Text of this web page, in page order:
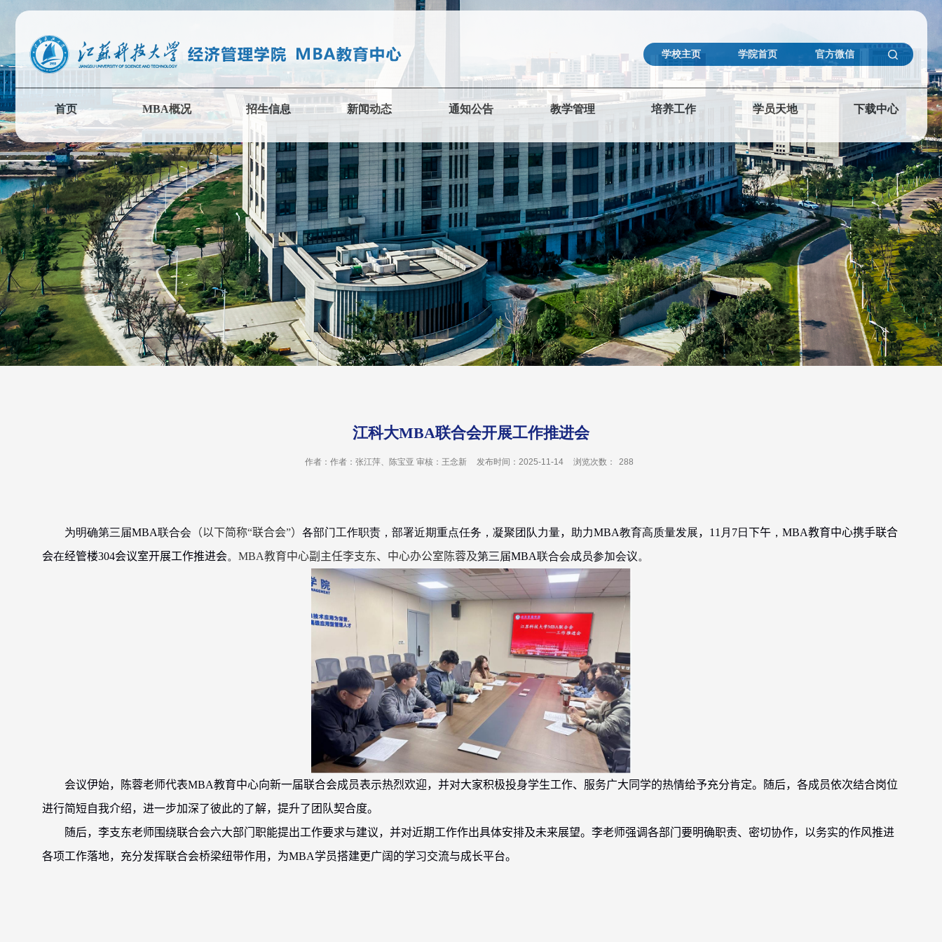
学校主页 学院首页 官方微信
首页 MBA概况 招生信息 新闻动态 通知公告 教学管理 培养工作 学员天地 下载中心
江科大MBA联合会开展工作推进会
作者：作者：张江萍、陈宝亚 审核：王念新 发布时间：2025-11-14 浏览次数： 288
为明确第三届MBA联合会 （以下简称“联合会”）各部门工作职责，部署近期重点任务，凝聚团队力量， 助力MBA教育高质量发展， 11 月 7日下午 ，MBA教育中心携手联合
会在经管楼304会议室开展工作推进会。 MBA教育中心副主任李支东、中心办公室陈蓉及第三届MBA联合会成员参加会议。
会议伊始，陈蓉老师代表MBA教育中心向新一届联合会成员表示热烈欢迎，并对大家积极投身学生工作、服务广大同学的热情给予充分肯定。随后，各成员依次结合岗位
进行简短自我介绍，进一步加深了彼此的了解，提升了团队契合度。
随后，李支东老师围绕联合会六大部门职能提出工作要求与建议，并对近期工作作出具体安排及未来展望。李老师强调各部门要明确职责、密切协作，以务实的作风推进
各项工作落地，充分发挥联合会桥梁纽带作用，为MBA学员搭建更广阔的学习交流与成长平台。